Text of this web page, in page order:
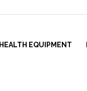
HEALTH EQUIPMENT